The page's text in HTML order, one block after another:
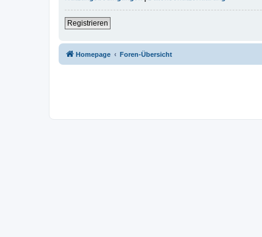
Registrieren
Homepage Foren-Übersicht